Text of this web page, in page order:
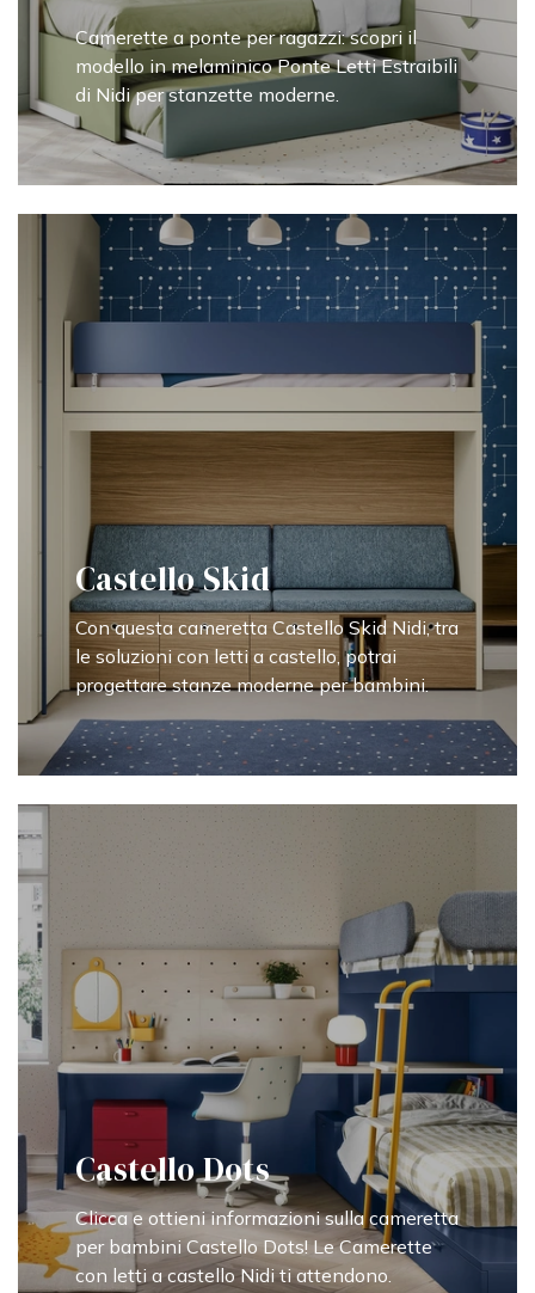
Camerette a ponte per ragazzi: scopri il
modello in melaminico Ponte Letti Estraibili
di Nidi per stanzette moderne.
Castello Skid
Con questa cameretta Castello Skid Nidi, tra
le soluzioni con letti a castello, potrai
progettare stanze moderne per bambini.
Castello Dots
Clicca e ottieni informazioni sulla cameretta
per bambini Castello Dots! Le Camerette
con letti a castello Nidi ti attendono.